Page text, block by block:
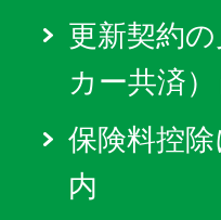
更新契約
カー共済）
保険料控
内